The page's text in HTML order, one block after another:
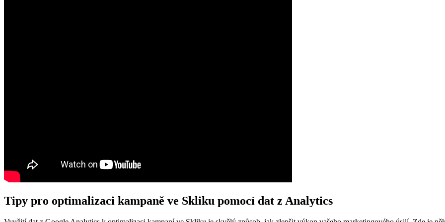
Tipy pro optimalizaci kampaně ve Skliku pomocí dat z Analytics